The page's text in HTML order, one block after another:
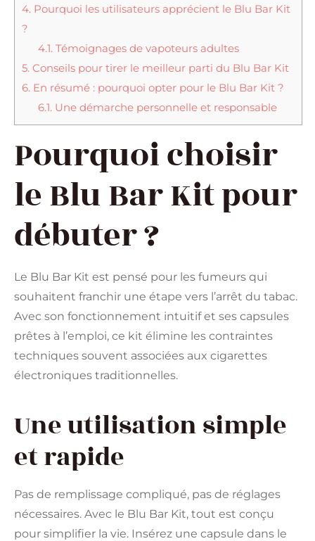
4. Pourquoi les utilisateurs apprécient le Blu Bar Kit
?
4.1. Témoignages de vapoteurs adultes
5. Conseils pour tirer le meilleur parti du Blu Bar Kit
6. En résumé : pourquoi opter pour le Blu Bar Kit ?
6.1. Une démarche personnelle et responsable
Pourquoi choisir
le Blu Bar Kit pour
débuter ?
Le Blu Bar Kit est pensé pour les fumeurs qui
souhaitent franchir une étape vers l’arrêt du tabac.
Avec son fonctionnement intuitif et ses capsules
prêtes à l’emploi, ce kit élimine les contraintes
techniques souvent associées aux cigarettes
électroniques traditionnelles.
Une utilisation simple
et rapide
Pas de remplissage compliqué, pas de réglages
nécessaires. Avec le Blu Bar Kit, tout est conçu
pour simplifier la vie. Insérez une capsule dans le